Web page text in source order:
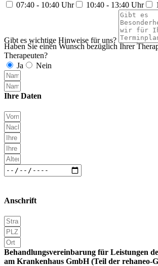
07:40 - 10:40 Uhr
10:40 - 13:40 Uhr
Gibt es wichtige Hinweise für uns?
Haben Sie einen Wunsch bezüglich Ihrer
Therapeuten?
Ja
Nein
Ihre Daten
Anschrift
Behandlungsvereinbarung für Leistungen
am Krankenhaus GmbH (Teil der rehaneo-